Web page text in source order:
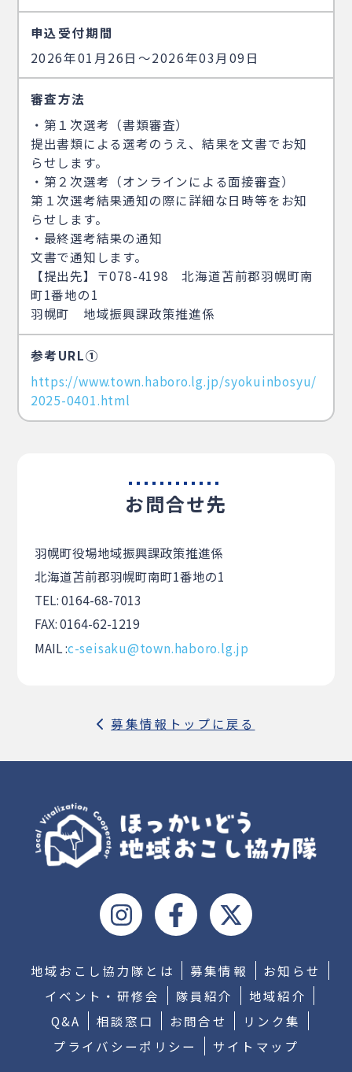
申込受付期間
2026年01月26日〜2026年03月09日
審査方法
・第１次選考（書類審査）
提出書類による選考のうえ、結果を文書でお知
らせします。
・第２次選考（オンラインによる面接審査）
第１次選考結果通知の際に詳細な日時等をお知
らせします。
・最終選考結果の通知
文書で通知します。
【提出先】〒078-4198 北海道苫前郡羽幌町南
町1番地の1
羽幌町 地域振興課政策推進係
参考URL①
https://www.town.haboro.lg.jp/syokuinbosyu/
2025-0401.html
お問合せ先
羽幌町役場地域振興課政策推進係
北海道苫前郡羽幌町南町1番地の1
TEL: 0164-68-7013
FAX: 0164-62-1219
MAIL :c-seisaku@town.haboro.lg.jp
募集情報トップに戻る
地域おこし協力隊とは 募集情報
お知らせ
イベント・研修会
隊員紹介
地域紹介
Q&A
相談窓口 お問合せ
リンク集
プライバシーポリシー
サイトマップ